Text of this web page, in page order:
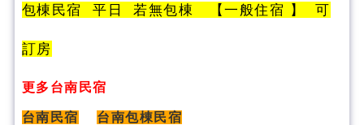
包棟民宿 平日 若無包棟 【一般住宿 】 可
訂房
更多台南民宿
台南民宿 台南包棟民宿